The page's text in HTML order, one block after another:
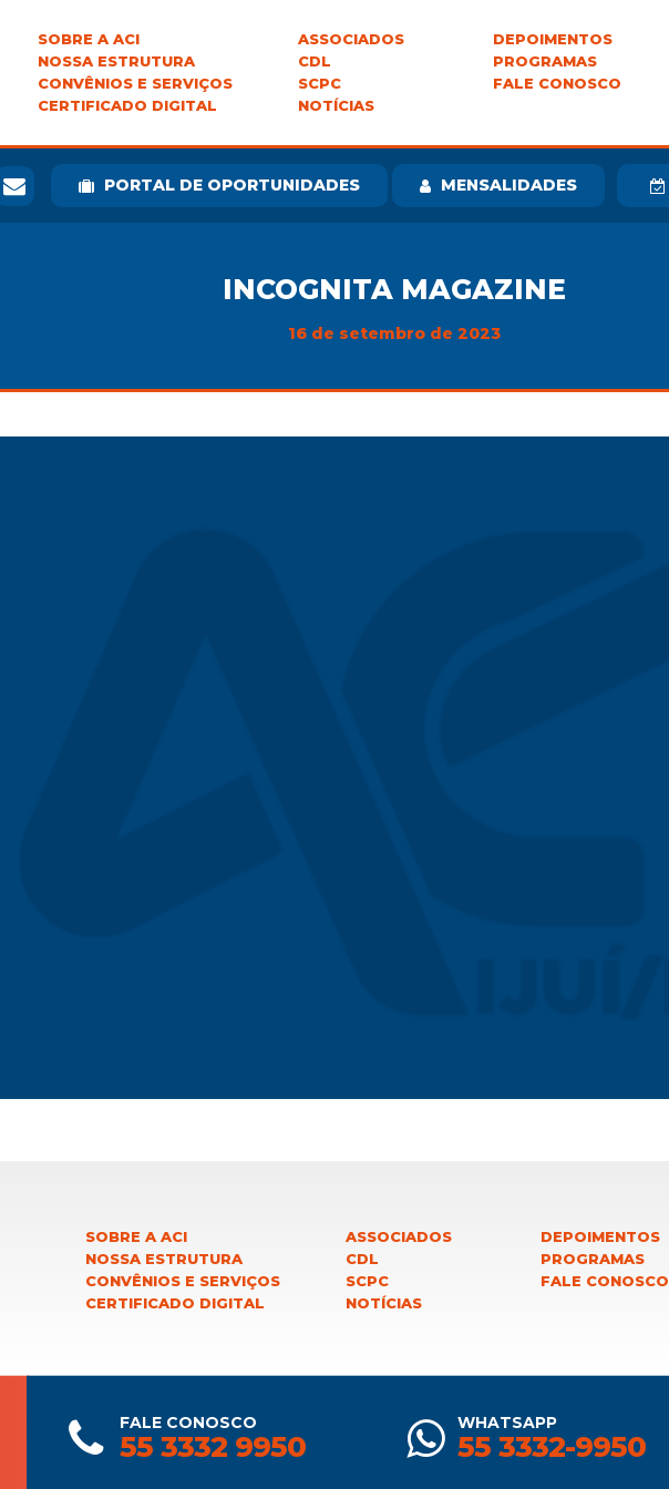
SOBRE A ACI
NOSSA ESTRUTURA
CONVÊNIOS E SERVIÇOS
CERTIFICADO DIGITAL
ASSOCIADOS
CDL
SCPC
NOTÍCIAS
DEPOIMENTOS
PROGRAMAS
FALE CONOSCO
PORTAL DE OPORTUNIDADES MENSALIDADES
INCOGNITA MAGAZINE
16 de setembro de 2023
SOBRE A ACI
NOSSA ESTRUTURA
CONVÊNIOS E SERVIÇOS
CERTIFICADO DIGITAL
ASSOCIADOS
CDL
SCPC
NOTÍCIAS
DEPOIMENTOS
PROGRAMAS
FALE CONOSCO
FALE CONOSCO
55 3332 9950
WHATSAPP
55 3332-9950